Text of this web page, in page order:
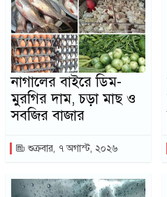
নাগালের বাইরে ডিম-
মুরগির দাম, চড়া মাছ ও
সবজির বাজার
শুক্রবার, ৭ অগাস্ট, ২০২৬